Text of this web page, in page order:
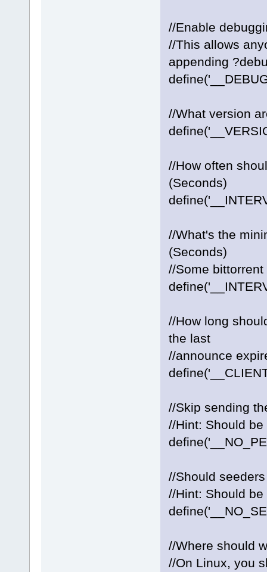
//Enable
//This allows
appending
//What version
//How often
(Seconds)
//What's the
(Seconds)
//Some
//How long
the last
//announce
//Skip sending
//Hint: Should
//Should
//Hint: Should
//Where should
//On Linux, you